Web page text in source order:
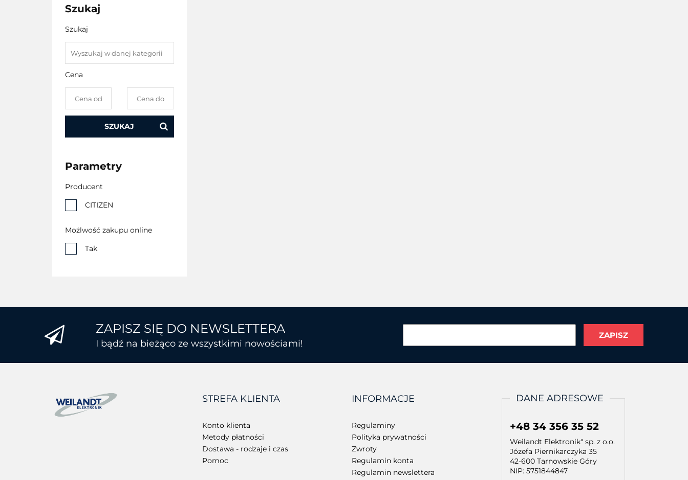
Szukaj
Szukaj
Cena
SZUKAJ
Parametry
Producent
CITIZEN
Możlwość zakupu online
Tak
ZAPISZ SIĘ DO NEWSLETTERA
I bądź na bieżąco ze wszystkimi nowościami!
STREFA KLIENTA
Konto klienta
Metody płatności
Dostawa - rodzaje i czas
Pomoc
INFORMACJE
Regulaminy
Polityka prywatności
Zwroty
Regulamin konta
Regulamin newslettera
DANE ADRESOWE
+48 34 356 35 52
Weilandt Elektronik" sp. z o.o.
Józefa Piernikarczyka 35
42-600 Tarnowskie Góry
NIP: 5751844847